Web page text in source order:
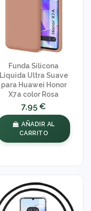
Funda Silicona
Líquida Ultra Suave
para Huawei Honor
X7a color Rosa
7,95 €
AÑADIR AL
CARRITO